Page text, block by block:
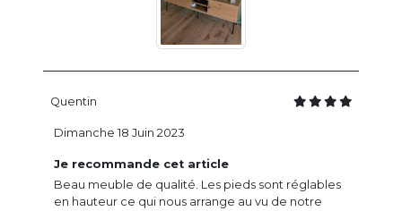
Quentin
Je recommande cet article
Beau meuble de qualité. Les pieds sont réglables
en hauteur ce qui nous arrange au vu de notre
Dimanche 18 Juin 2023